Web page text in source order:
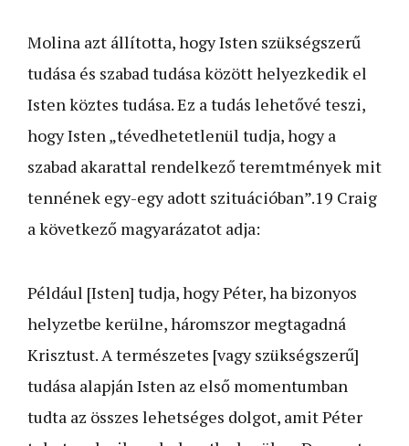
Molina azt állította, hogy Isten szükségszerű
tudása és szabad tudása között helyezkedik el
Isten köztes tudása. Ez a tudás lehetővé teszi,
hogy Isten „tévedhetetlenül tudja, hogy a
szabad akarattal rendelkező teremtmények mit
tennének egy-egy adott szituációban”.19 Craig
a következő magyarázatot adja:
Például [Isten] tudja, hogy Péter, ha bizonyos
helyzetbe kerülne, háromszor megtagadná
Krisztust. A természetes [vagy szükségszerű]
tudása alapján Isten az első momentumban
tudta az összes lehetséges dolgot, amit Péter